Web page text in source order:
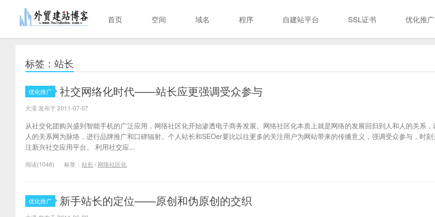
首页 空间 域名 程序 自建站平台 SSL证书 优化推广
标签：站长
优化推广 社交网络化时代——站长应更强调受众参与
大漠 发布于 2011-07-07
从社交化团购兴盛到智能手机的广泛应用，网络社区化开始渗透电子商务发展。网络社区化本质上就是网络的发展回归到人和人的关系，
人的关系网为脉络，进行品牌推广和口碑辐射。个人站长和SEOer要比以往更多的关注用户为网站带来的传播意义，强调受众参与，时刻
注新兴社交应用平台。 利用社交应...
阅读(1046) 标签： 站长 / 网络社区化
优化推广 新手站长的定位——原创和伪原创的交织